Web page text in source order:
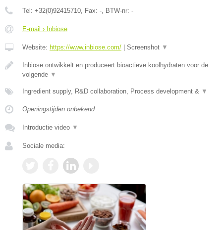
Tel: +32(0)92415710 , Fax: - , BTW-nr: -
E-mail › Inbiose
Website: https://www.inbiose.com/ | Screenshot ▼
Inbiose ontwikkelt en produceert bioactieve koolhydraten voor de
volgende ▼
Ingredient supply, R&D collaboration, Process development & ▼
Openingstijden onbekend
Introductie video ▼
Sociale media: